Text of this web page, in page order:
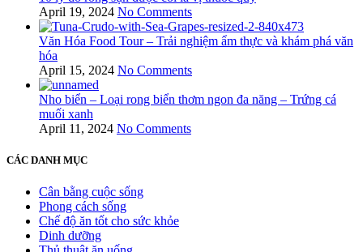
April 19, 2024 No Comments
Văn Hóa Food Tour – Trải nghiệm ẩm thực và khám phá văn
hóa
April 15, 2024 No Comments
Nho biển – Loại rong biển thơm ngon đa năng – Trứng cá
muối xanh
April 11, 2024 No Comments
CÁC DANH MỤC
Cân bằng cuộc sống
Phong cách sống
Chế độ ăn tốt cho sức khỏe
Dinh dưỡng